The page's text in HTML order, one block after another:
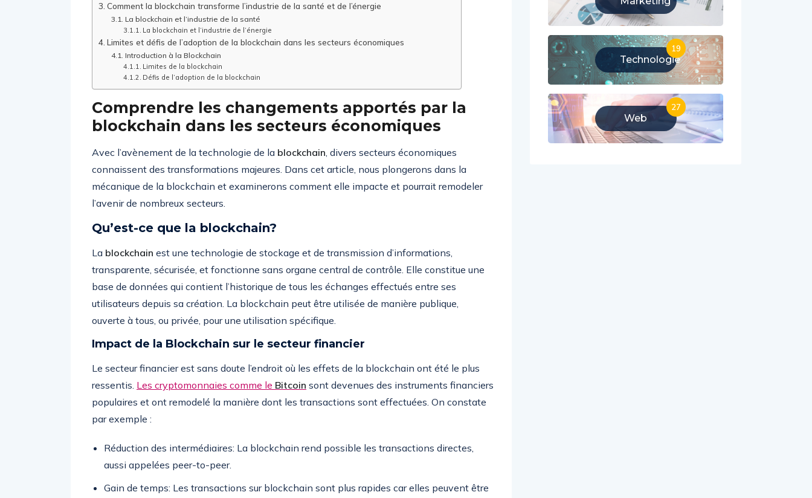
Comment la blockchain transforme l’industrie de la santé et de l’énergie
La blockchain et l’industrie de la santé
La blockchain et l’industrie de l’énergie
Limites et défis de l’adoption de la blockchain dans les secteurs économiques
Introduction à la Blockchain
Limites de la blockchain
Défis de l’adoption de la blockchain
Comprendre les changements apportés par la
blockchain dans les secteurs économiques
Avec l’avènement de la technologie de la blockchain, divers secteurs économiques
connaissent des transformations majeures. Dans cet article, nous plongerons dans la
mécanique de la blockchain et examinerons comment elle impacte et pourrait remodeler
l’avenir de nombreux secteurs.
Qu’est-ce que la blockchain?
La blockchain est une technologie de stockage et de transmission d’informations,
transparente, sécurisée, et fonctionne sans organe central de contrôle. Elle constitue une
base de données qui contient l’historique de tous les échanges effectués entre ses
utilisateurs depuis sa création. La blockchain peut être utilisée de manière publique,
ouverte à tous, ou privée, pour une utilisation spécifique.
Impact de la Blockchain sur le secteur financier
Le secteur financier est sans doute l’endroit où les effets de la blockchain ont été le plus
ressentis. Les cryptomonnaies comme le Bitcoin sont devenues des instruments financiers
populaires et ont remodelé la manière dont les transactions sont effectuées. On constate
par exemple :
Réduction des intermédiaires: La blockchain rend possible les transactions directes,
aussi appelées peer-to-peer.
Gain de temps: Les transactions sur blockchain sont plus rapides car elles peuvent être
Technologie
19
Web
27